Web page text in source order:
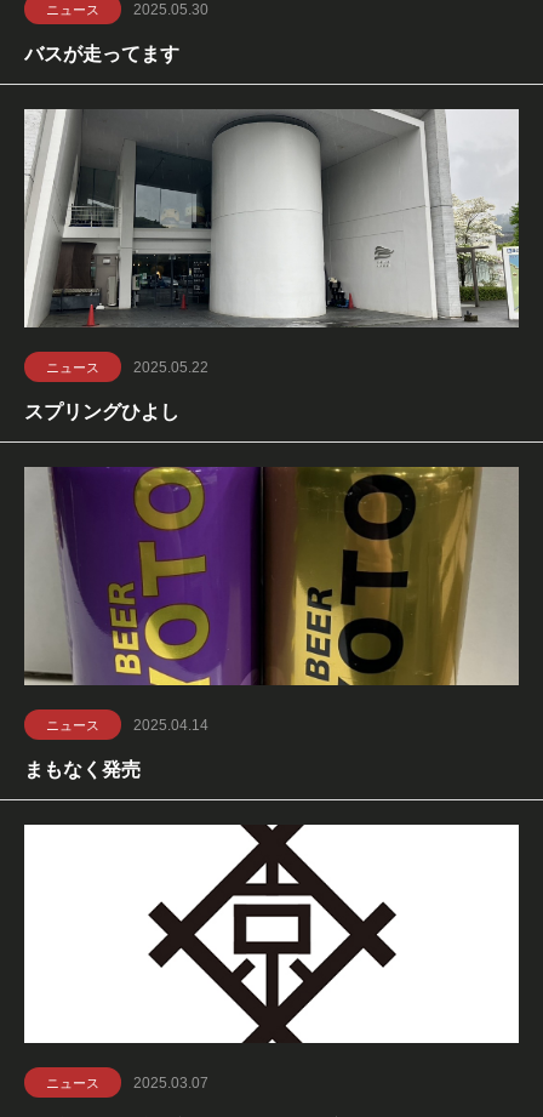
ニュース 2025.05.30
バスが走ってます
ニュース 2025.05.22
スプリングひよし
ニュース 2025.04.14
まもなく発売
ニュース 2025.03.07